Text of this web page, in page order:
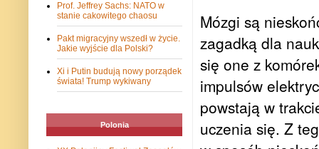
Mózgi są
zagadką dla
się one z
impulsów
powstają w
uczenia się. Z
Prof. Jeffrey Sachs: NATO w
stanie cakowitego chaosu
Pakt migracyjny wszedł w życie.
Jakie wyjście dla Polski?
Xi i Putin budują nowy porządek
świata! Trump wykiwany
Polonia